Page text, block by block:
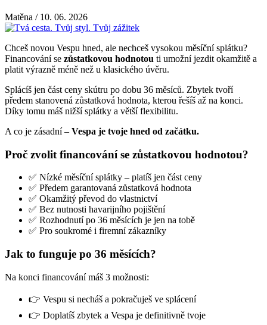
Matěna / 10. 06. 2026
Chceš novou Vespu hned, ale nechceš vysokou měsíční splátku?
Financování se zůstatkovou hodnotou ti umožní jezdit okamžitě a
platit výrazně méně než u klasického úvěru.
Splácíš jen část ceny skútru po dobu 36 měsíců. Zbytek tvoří
předem stanovená zůstatková hodnota, kterou řešíš až na konci.
Díky tomu máš nižší splátky a větší flexibilitu.
A co je zásadní – Vespa je tvoje hned od začátku.
Proč zvolit financování se zůstatkovou hodnotou?
✅ Nízké měsíční splátky – platíš jen část ceny
✅ Předem garantovaná zůstatková hodnota
✅ Okamžitý převod do vlastnictví
✅ Bez nutnosti havarijního pojištění
✅ Rozhodnutí po 36 měsících je jen na tobě
✅ Pro soukromé i firemní zákazníky
Jak to funguje po 36 měsících?
Na konci financování máš 3 možnosti:
👉 Vespu si necháš a pokračuješ ve splácení
👉 Doplatíš zbytek a Vespa je definitivně tvoje